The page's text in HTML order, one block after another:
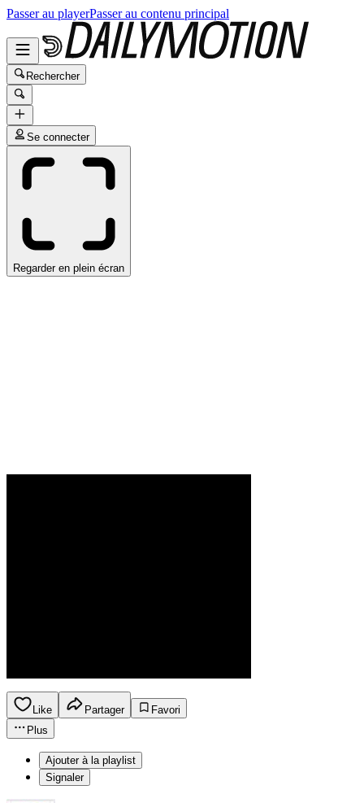
Passer au playerPasser au contenu principal
Rechercher
Se connecter
Regarder en plein écran
Like Partager
Favori
Plus
Ajouter à la playlist
Signaler